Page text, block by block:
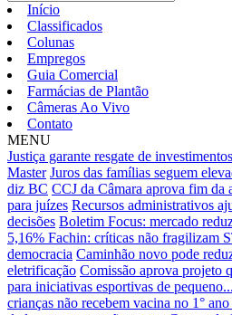
Início
Classificados
Colunas
Empregos
Guia Comercial
Farmácias de Plantão
Câmeras Ao Vivo
Contato
MENU
Justiça garante resgate de
Master Juros das famílias seguem
diz BC CCJ da Câmara aprova fim da
para juízes Recursos administrativos
decisões Boletim Focus: mercado
5,16% Fachin: críticas não fragilizam
democracia Caminhão novo pode
eletrificação Comissão aprova projeto
para iniciativas esportivas de pequeno...
crianças não recebem vacina no 1°